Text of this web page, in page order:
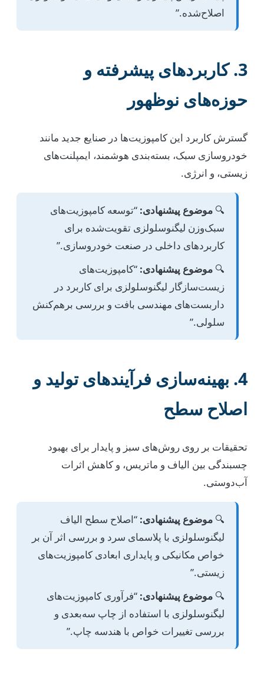
اصلاح‌شده.”
3. کاربردهای پیشرفته و
حوزه‌های نوظهور
گسترش کاربرد این کامپوزیت‌ها در صنایع جدید مانند
خودروسازی سبک، بسته‌بندی هوشمند، ایمپلنت‌های
زیستی، و انرژی.
🔍 موضوع پیشنهادی: “توسعه کامپوزیت‌های
سبک‌وزن لیگنوسلولزی تقویت‌شده برای
کاربردهای داخلی در صنعت خودروسازی.”
🔍 موضوع پیشنهادی: “کامپوزیت‌های
زیست‌سازگار لیگنوسلولزی برای کاربرد در
داربست‌های مهندسی بافت و بررسی برهم‌کنش
سلولی.”
4. بهینه‌سازی فرآیندهای تولید و
اصلاح سطح
تحقیقات بر روی روش‌های سبز و پایدار برای بهبود
چسبندگی بین الیاف و ماتریس، و کاهش اثرات
آب‌دوستی.
🔍 موضوع پیشنهادی: “اصلاح سطح الیاف
لیگنوسلولزی با پلاسمای سرد و بررسی اثر آن بر
خواص مکانیکی و پایداری ابعادی کامپوزیت‌های
زیستی.”
🔍 موضوع پیشنهادی: “فرآوری کامپوزیت‌های
لیگنوسلولزی با استفاده از چاپ سه‌بعدی و
بررسی تغییرات خواص با هندسه چاپ.”